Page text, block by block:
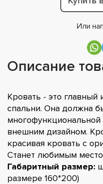
Или
Описание
Кровать - это главный
спальни. Она должна
внешним дизайном.
красивая кровать с
Станет любимым
Габаритный размер:
размере 160*200)